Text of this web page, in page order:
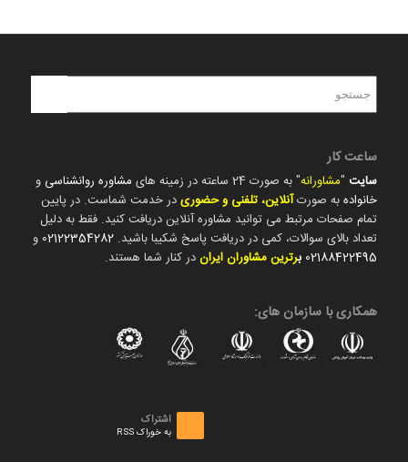
ساعت کار
سایت"مشاورانه" به صورت 24 ساعته در زمینه های مشاوره روانشناسی و
خانوادهبه صورتآنلاین، تلفنی و حضوریدر خدمت شماست. در پایین
تمام صفحات مرتبط می توانید مشاوره آنلاین دریافت کنید. فقط به دلیل
تعداد بالای سوالات، کمی در دریافت پاسخ شکیبا باشید. 02122354282 و
02188422495 برترین مشاوران ایراندر کنار شما هستند.
همکاری با سازمان های:
اشتراک
به خوراک RSS